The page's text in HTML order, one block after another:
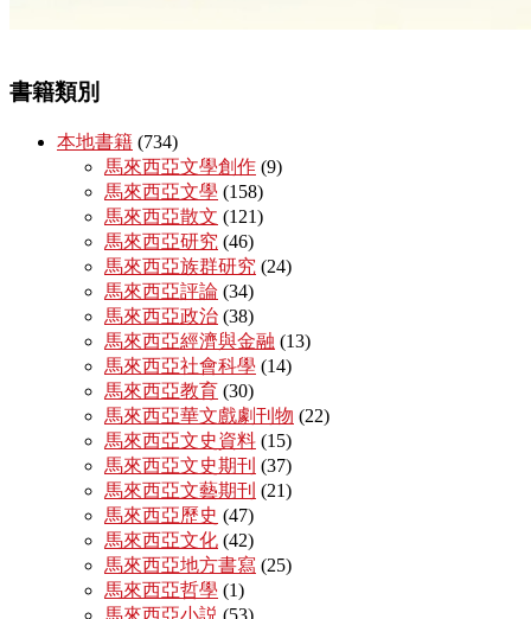
書籍類別
本地書籍 (734)
馬來西亞文學創作 (9)
馬來西亞文學 (158)
馬來西亞散文 (121)
馬來西亞研究 (46)
馬來西亞族群研究 (24)
馬來西亞評論 (34)
馬來西亞政治 (38)
馬來西亞經濟與金融 (13)
馬來西亞社會科學 (14)
馬來西亞教育 (30)
馬來西亞華文戲劇刊物 (22)
馬來西亞文史資料 (15)
馬來西亞文史期刊 (37)
馬來西亞文藝期刊 (21)
馬來西亞歷史 (47)
馬來西亞文化 (42)
馬來西亞地方書寫 (25)
馬來西亞哲學 (1)
馬來西亞小説 (53)